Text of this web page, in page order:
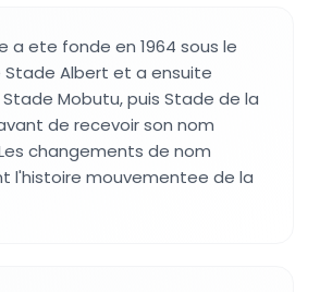
a ete fonde en 1964 sous le
Stade Albert et a ensuite
Mobutu, puis Stade de la
de recevoir son nom
changements de nom
l'histoire mouvementee de la